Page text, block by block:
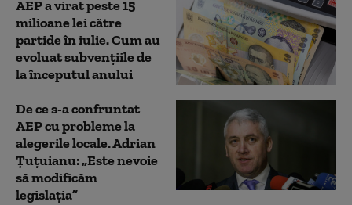
AEP a virat peste 15
milioane lei către
partide în iulie. Cum au
evoluat subvențiile de
la începutul anului
De ce s-a confruntat
AEP cu probleme la
alegerile locale. Adrian
Ţuţuianu: „Este nevoie
să modificăm
legislaţia”